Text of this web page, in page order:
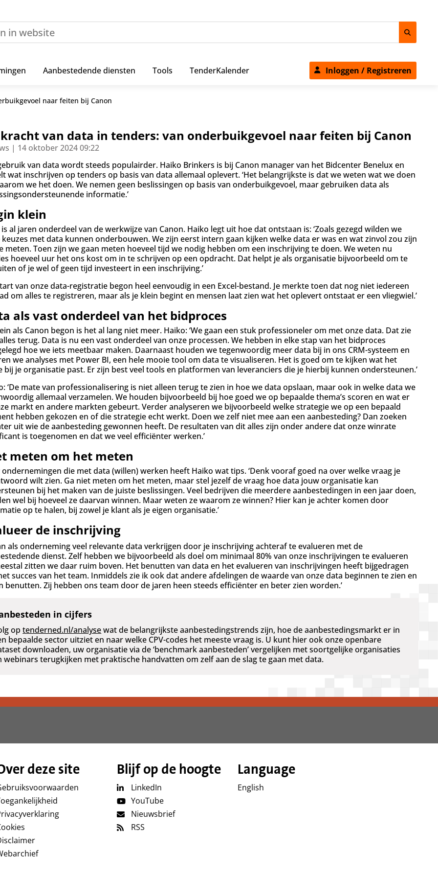
Aanbestedende diensten Tools TenderKalender Inloggen / Registreren
naar feiten bij Canon
kracht van data in tenders: van onderbuikgevoel naar feiten bij Canon
| 14 oktober 2024 09:22
van data wordt steeds populairder. Haiko Brinkers is bij Canon manager van het Bidcenter Benelux en
wat inschrijven op tenders op basis van data allemaal oplevert. ‘Het belangrijkste is dat we weten wat we doen
we het doen. We nemen geen beslissingen op basis van onderbuikgevoel, maar gebruiken data als
informatie.’
klein
al jaren onderdeel van de werkwijze van Canon. Haiko legt uit hoe dat ontstaan is: ‘Zoals gezegd wilden we
keuzes met data kunnen onderbouwen. We zijn eerst intern gaan kijken welke data er was en wat zinvol zou zijn
meten. Toen zijn we gaan meten hoeveel tijd we nodig hebben om een inschrijving te doen. We weten nu
hoeveel uur het ons kost om in te schrijven op een opdracht. Dat helpt je als organisatie bijvoorbeeld om te
of je wel of geen tijd investeert in een inschrijving.’
van onze data-registratie begon heel eenvoudig in een Excel-bestand. Je merkte toen dat nog niet iedereen
om alles te registreren, maar als je klein begint en mensen laat zien wat het oplevert ontstaat er een vliegwiel.’
als vast onderdeel van het bidproces
als Canon begon is het al lang niet meer. Haiko: ‘We gaan een stuk professioneler om met onze data. Dat zie
terug. Data is nu een vast onderdeel van onze processen. We hebben in elke stap van het bidproces
hoe we iets meetbaar maken. Daarnaast houden we tegenwoordig meer data bij in ons CRM-systeem en
we analyses met Power BI, een hele mooie tool om data te visualiseren. Het is goed om te kijken wat het
bij je organisatie past. Er zijn best veel tools en platformen van leveranciers die je hierbij kunnen ondersteunen.’
‘De mate van professionalisering is niet alleen terug te zien in hoe we data opslaan, maar ook in welke data we
allemaal verzamelen. We houden bijvoorbeeld bij hoe goed we op bepaalde thema’s scoren en wat er
markt en andere markten gebeurt. Verder analyseren we bijvoorbeeld welke strategie we op een bepaald
hebben gekozen en of die strategie echt werkt. Doen we zelf niet mee aan een aanbesteding? Dan zoeken
uit wie de aanbesteding gewonnen heeft. De resultaten van dit alles zijn onder andere dat onze winrate
is toegenomen en dat we veel efficiënter werken.’
meten om het meten
die met data (willen) werken heeft Haiko wat tips. ‘Denk vooraf goed na over welke vraag je
wilt zien. Ga niet meten om het meten, maar stel jezelf de vraag hoe data jouw organisatie kan
bij het maken van de juiste beslissingen. Veel bedrijven die meerdere aanbestedingen in een jaar doen,
wel bij hoeveel ze daarvan winnen. Maar weten ze waarom ze winnen? Hier kan je achter komen door
op te halen, bij zowel je klant als je eigen organisatie.’
de inschrijving
als onderneming veel relevante data verkrijgen door je inschrijving achteraf te evalueren met de
dienst. Zelf hebben we bijvoorbeeld als doel om minimaal 80% van onze inschrijvingen te evalueren
zitten we daar ruim boven. Het benutten van data en het evalueren van inschrijvingen heeft bijgedragen
succes van het team. Inmiddels zie ik ook dat andere afdelingen de waarde van onze data beginnen te zien en
benutten. Zij hebben ons team door de jaren heen steeds efficiënter en beter zien worden.’
in cijfers
optenderned.nl/analysewat de belangrijkste aanbestedingstrends zijn, hoe de aanbestedingsmarkt er in
bepaalde sector uitziet en naar welke CPV-codes het meeste vraag is. U kunt hier ook onze openbare
downloaden, uw organisatie via de ‘benchmark aanbesteden’ vergelijken met soortgelijke organisaties
webinars terugkijken met praktische handvatten om zelf aan de slag te gaan met data.
deze site Blijf op de hoogte
LinkedIn
YouTube
Nieuwsbrief
RSS
Language
English